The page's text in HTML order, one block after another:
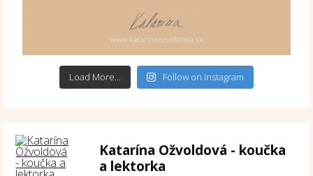
Load More... Follow on Instagram
Katarína Ožvoldová - koučka
a lektorka